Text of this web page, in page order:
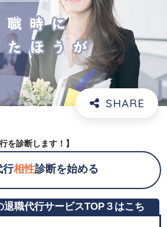
を診断します！】
行相性診断を始める
退職代行サービスTOP３はこち